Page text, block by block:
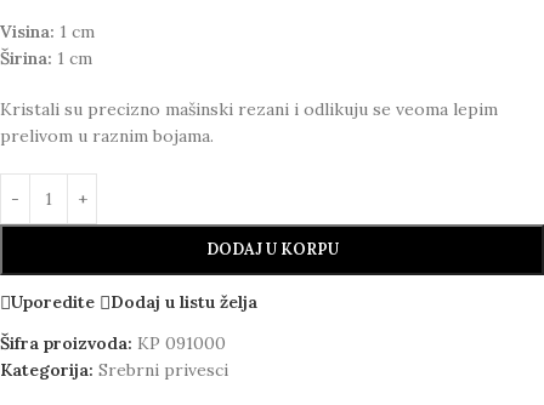
Visina: 1 cm
Širina: 1 cm
Kristali su precizno mašinski rezani i odlikuju se veoma lepim
prelivom u raznim bojama.
DODAJ U KORPU
Uporedite
Dodaj u listu želja
Šifra proizvoda: KP 091000
Kategorija: Srebrni privesci